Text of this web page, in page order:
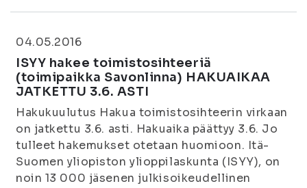
04.05.2016
ISYY hakee toimistosihteeriä
(toimipaikka Savonlinna) HAKUAIKAA
JATKETTU 3.6. ASTI
Hakukuulutus Hakua toimistosihteerin virkaan
on jatkettu 3.6. asti. Hakuaika päättyy 3.6. Jo
tulleet hakemukset otetaan huomioon. Itä-
Suomen yliopiston ylioppilaskunta (ISYY), on
noin 13 000 jäsenen julkisoikeudellinen